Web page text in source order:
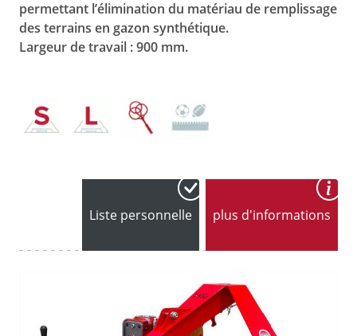
permettant l’élimination du matériau de remplissage
des terrains en gazon synthétique.
Largeur de travail : 900 mm.
Liste personnelle plus d'informations